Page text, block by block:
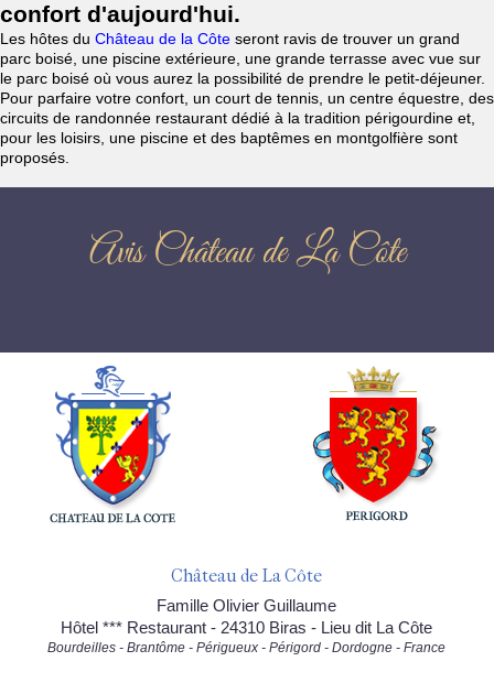
confort d'aujourd'hui.
Les hôtes du Château de la Côte seront ravis de trouver un grand
parc boisé, une piscine extérieure, une grande terrasse avec vue sur
le parc boisé où vous aurez la possibilité de prendre le petit-déjeuner.
Pour parfaire votre confort, un court de tennis, un centre équestre, des
circuits de randonnée restaurant dédié à la tradition périgourdine et,
pour les loisirs, une piscine et des baptêmes en montgolfière sont
proposés.
Avis Château de La Côte
Château de La Côte
Famille Olivier Guillaume
Hôtel *** Restaurant - 24310 Biras - Lieu dit La Côte
Bourdeilles - Brantôme - Périgueux - Périgord - Dordogne - France